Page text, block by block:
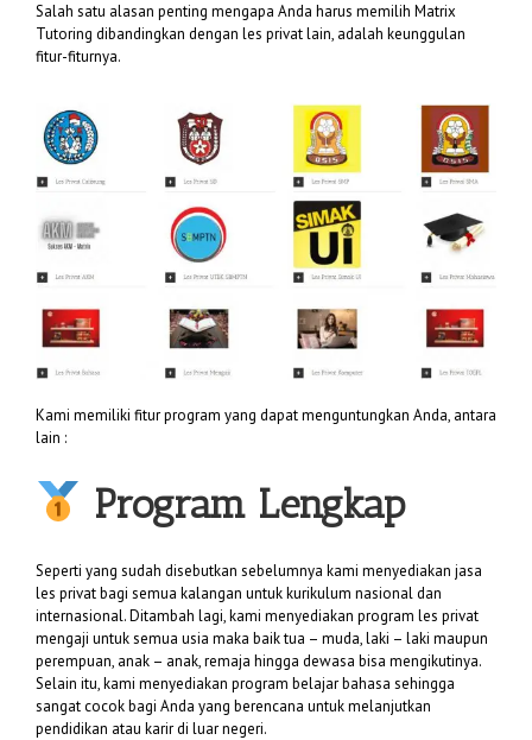
Salah satu alasan penting mengapa Anda harus memilih Matrix
Tutoring dibandingkan dengan les privat lain, adalah keunggulan
fitur-fiturnya.
Kami memiliki fitur program yang dapat menguntungkan Anda, antara
lain :
Program Lengkap
Seperti yang sudah disebutkan sebelumnya kami menyediakan jasa
les privat bagi semua kalangan untuk kurikulum nasional dan
internasional. Ditambah lagi, kami menyediakan program les privat
mengaji untuk semua usia maka baik tua – muda, laki – laki maupun
perempuan, anak – anak, remaja hingga dewasa bisa mengikutinya.
Selain itu, kami menyediakan program belajar bahasa sehingga
sangat cocok bagi Anda yang berencana untuk melanjutkan
pendidikan atau karir di luar negeri.